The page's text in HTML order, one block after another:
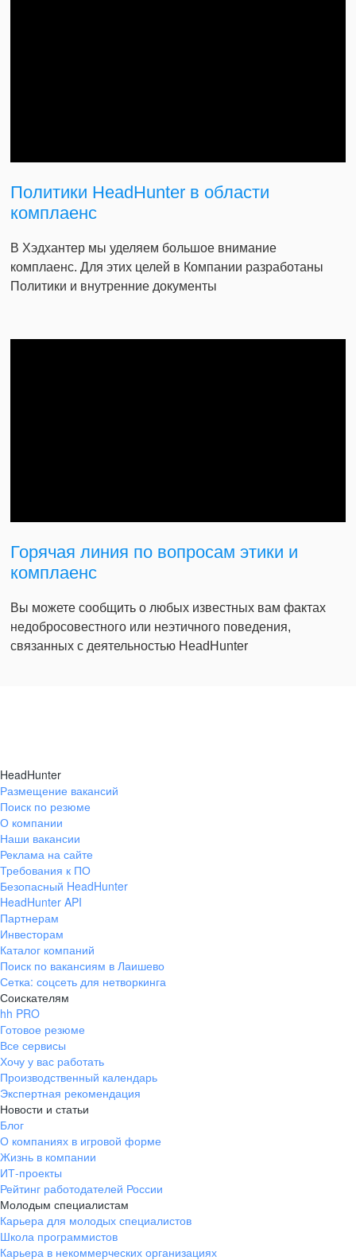
Политики HeadHunter в области
комплаенс
В Хэдхантер мы уделяем большое внимание
комплаенс. Для этих целей в Компании разработаны
Политики и внутренние документы
Горячая линия по вопросам этики и
комплаенс
Вы можете сообщить о любых известных вам фактах
недобросовестного или неэтичного поведения,
связанных с деятельностью HeadHunter
HeadHunter
Размещение вакансий
Поиск по резюме
О компании
Наши вакансии
Реклама на сайте
Требования к ПО
Безопасный HeadHunter
HeadHunter API
Партнерам
Инвесторам
Каталог компаний
Поиск по вакансиям в Лаишево
Сетка: соцсеть для нетворкинга
Соискателям
hh PRO
Готовое резюме
Все сервисы
Хочу у вас работать
Производственный календарь
Экспертная рекомендация
Новости и статьи
Блог
О компаниях в игровой форме
Жизнь в компании
ИТ-проекты
Рейтинг работодателей России
Молодым специалистам
Карьера для молодых специалистов
Школа программистов
Карьера в некоммерческих организациях